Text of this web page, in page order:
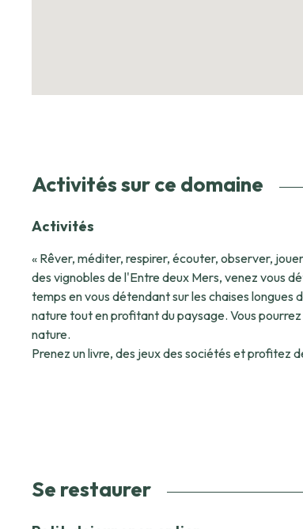
Activités sur ce domaine
Activités
« Rêver, méditer, respirer, écouter, observer,
des vignobles de l'Entre deux Mers, venez vous
temps en vous détendant sur les chaises longues
nature tout en profitant du paysage. Vous
nature.
Prenez un livre, des jeux des sociétés et profitez
Cueillette de champignons : Vous pourrez partir à
arrivent en nombre !
Se restaurer